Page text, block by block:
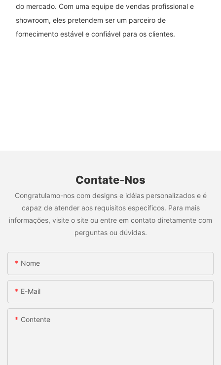
do mercado. Com uma equipe de vendas profissional e
showroom, eles pretendem ser um parceiro de
fornecimento estável e confiável para os clientes.
Contate-Nos
Congratulamo-nos com designs e idéias personalizados e é
capaz de atender aos requisitos específicos. Para mais
informações, visite o site ou entre em contato diretamente com
perguntas ou dúvidas.
Nome
E-Mail
Contente